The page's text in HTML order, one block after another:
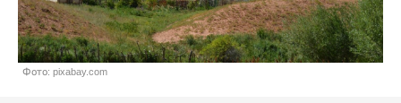
Фото: pixabay.com